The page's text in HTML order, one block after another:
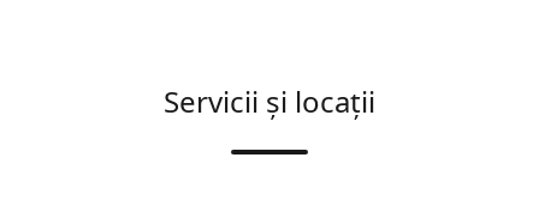
Servicii și locații